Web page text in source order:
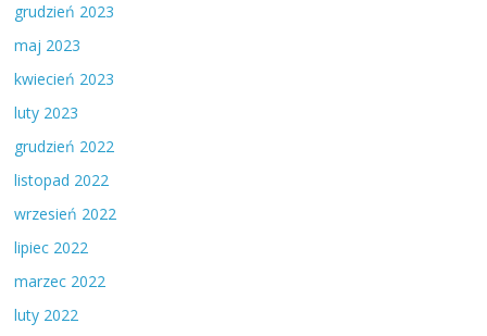
grudzień 2023
maj 2023
kwiecień 2023
luty 2023
grudzień 2022
listopad 2022
wrzesień 2022
lipiec 2022
marzec 2022
luty 2022